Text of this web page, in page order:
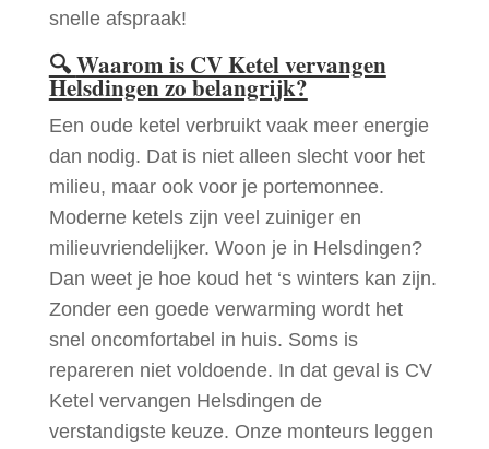
snelle afspraak!
🔍Waarom is CV Ketel vervangen
Helsdingen zo belangrijk?
Een oude ketel verbruikt vaak meer energie
dan nodig. Dat is niet alleen slecht voor het
milieu, maar ook voor je portemonnee.
Moderne ketels zijn veel zuiniger en
milieuvriendelijker. Woon je in Helsdingen?
Dan weet je hoe koud het ‘s winters kan zijn.
Zonder een goede verwarming wordt het
snel oncomfortabel in huis. Soms is
repareren niet voldoende. In dat geval is CV
Ketel vervangen Helsdingen de
verstandigste keuze. Onze monteurs leggen